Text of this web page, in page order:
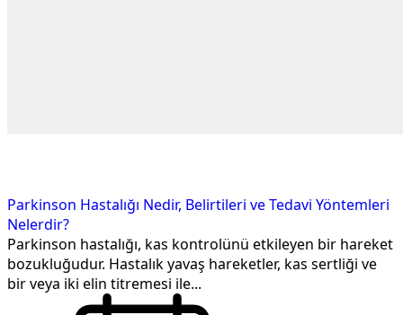
Parkinson Hastalığı Nedir, Belirtileri ve Tedavi Yöntemleri
Nelerdir?
Parkinson hastalığı, kas kontrolünü etkileyen bir hareket
bozukluğudur. Hastalık yavaş hareketler, kas sertliği ve
bir veya iki elin titremesi ile...